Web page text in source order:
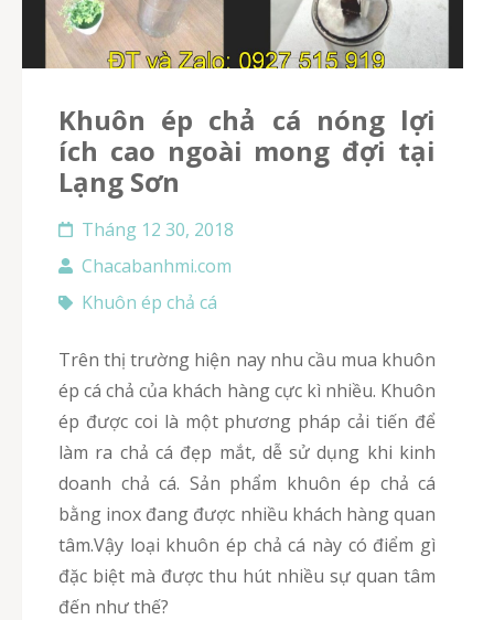
Khuôn ép chả cá nóng lợi
ích cao ngoài mong đợi tại
Lạng Sơn
Tháng 12 30, 2018
Chacabanhmi.com
Khuôn ép chả cá
Trên thị trường hiện nay nhu cầu mua khuôn
ép cá chả của khách hàng cực kì nhiều. Khuôn
ép được coi là một phương pháp cải tiến để
làm ra chả cá đẹp mắt, dễ sử dụng khi kinh
doanh chả cá. Sản phẩm khuôn ép chả cá
bằng inox đang được nhiều khách hàng quan
tâm.Vậy loại khuôn ép chả cá này có điểm gì
đặc biệt mà được thu hút nhiều sự quan tâm
đến như thế?